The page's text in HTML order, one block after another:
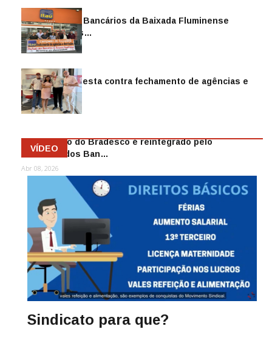
Sindicato dos Bancários da Baixada Fluminense
reintegra mais…
Jul 14, 2026
Sindicato protesta contra fechamento de agências e
as demiss…
Mai 13, 2026
Funcionário do Bradesco é reintegrado pelo
Sindicato dos Ban…
Abr 08, 2026
VÍDEO
Sindicato para que?